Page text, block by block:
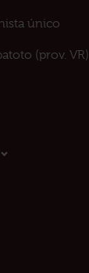
único
(prov. VR)